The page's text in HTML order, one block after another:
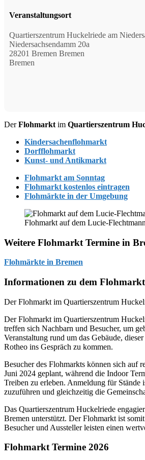
Veranstaltungsort
Quartierszentrum Huckelriede am
Niedersachsendamm 20a
28201 Bremen Bremen
Bremen
DerFlohmarkt im Quartierszentrum
Kindersachenflohmarkt
Dorfflohmarkt
Kunst- und Antikmarkt
Flohmarkt am Sonntag
Flohmarkt kostenlos eintragen
Flohmärkte in der Umgebung
Flohmarkt auf dem Lucie-
Weitere Flohmarkt Termine in
Flohmärkte in Bremen
Informationen zu dem
Der Flohmarkt im Quartierszentrum
Der Flohmarkt im Quartierszentrum
treffen sich Nachbarn und Besucher, um
Veranstaltung rund um das Gebäude,
Rotheo ins Gespräch zu kommen.
Besucher des Flohmarkts können sich auf
Juni 2024 geplant, während die Indoor
Treiben zu erleben. Anmeldung für
zuzuführen und gleichzeitig die
Das Quartierszentrum Huckelriede
Bremen unterstützt. Der Flohmarkt ist
Besucher und Aussteller leisten einen
Flohmarkt Termine 2026